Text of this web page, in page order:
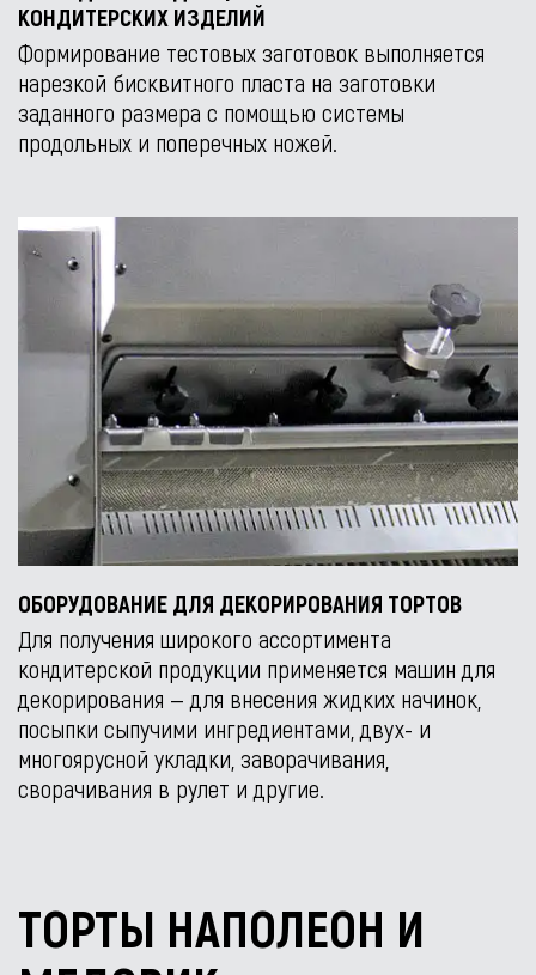
КОНДИТЕРСКИХ ИЗДЕЛИЙ
Формирование тестовых заготовок выполняется
нарезкой бисквитного пласта на заготовки
заданного размера с помощью системы
продольных и поперечных ножей.
ОБОРУДОВАНИЕ ДЛЯ ДЕКОРИРОВАНИЯ ТОРТОВ
Для получения широкого ассортимента
кондитерской продукции применяется машин для
декорирования — для внесения жидких начинок,
посыпки сыпучими ингредиентами, двух- и
многоярусной укладки, заворачивания,
сворачивания в рулет и другие.
ТОРТЫ НАПОЛЕОН И